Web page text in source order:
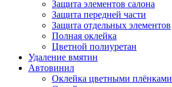
Защита элементов салона
Защита передней части
Защита отдельных элементов
Полная оклейка
Цветной полиуретан
Удаление вмятин
Автовинил
Оклейка цветными плёнками